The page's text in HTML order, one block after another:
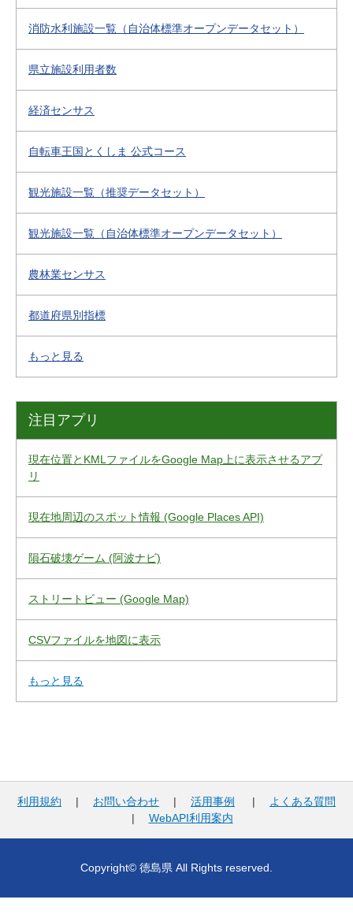
消防水利施設一覧（自治体標準オープンデータセット）
県立施設利用者数
経済センサス
自転車王国とくしま 公式コース
観光施設一覧（推奨データセット）
観光施設一覧（自治体標準オープンデータセット）
農林業センサス
都道府県別指標
もっと見る
注目アプリ
現在位置とKMLファイルをGoogle Map上に表示させるアプ
リ
現在地周辺のスポット情報 (Google Places API)
隕石破壊ゲーム (阿波ナビ)
ストリートビュー (Google Map)
CSVファイルを地図に表示
もっと見る
利用規約 | お問い合わせ | 活用事例 |
よくある質問
| WebAPI利用案内
Copyright© 徳島県 All Rights reserved.